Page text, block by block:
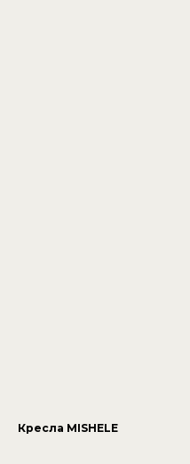
Кресла MISHELE